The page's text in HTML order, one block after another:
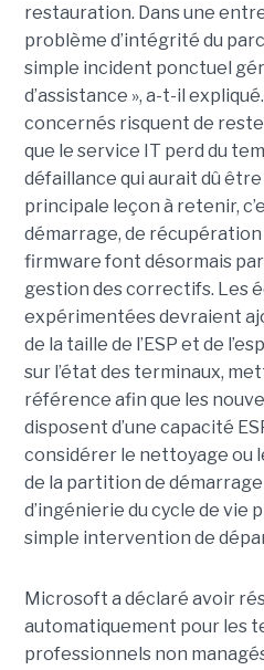
restauration. Dans une
problème d’intégrité du
simple incident ponctuel
d’assistance », a-t-il
concernés risquent de
que le service IT perd du
défaillance qui aurait dû
principale leçon à retenir,
démarrage, de récupération
firmware font désormais
gestion des correctifs. Les
expérimentées devraient
de la taille de l’ESP et de
sur l’état des terminaux,
référence afin que les
disposent d’une capacité
considérer le nettoyage ou
de la partition de
d’ingénierie du cycle de vie
simple intervention de
Microsoft a déclaré avoir
automatiquement pour les
professionnels non